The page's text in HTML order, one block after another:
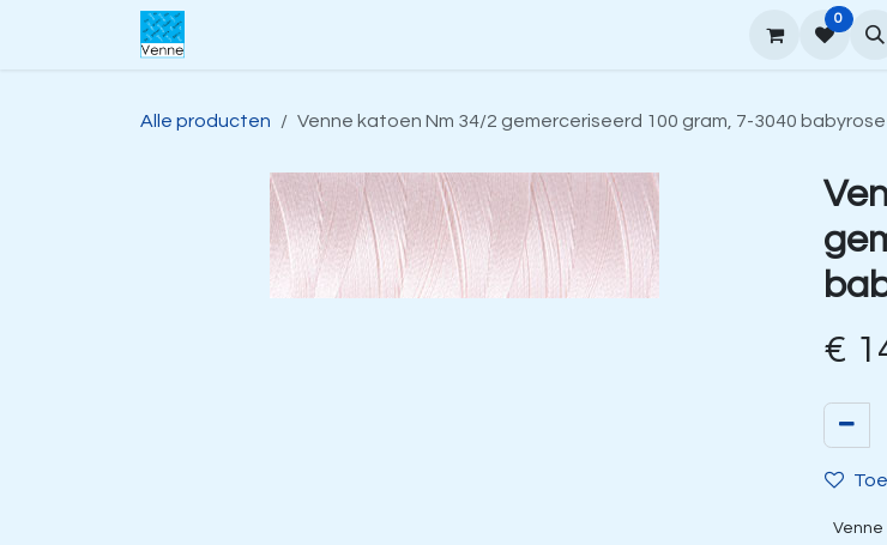
Overslaan naar inhoud
Hoe te
0
Alle producten Venne katoen Nm 34/2 gemerceriseerd 100 gram, 7-3040 babyrose
€
Venne